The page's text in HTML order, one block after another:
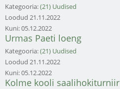
Kategooria:(21) Uudised
Loodud 21.11.2022
Kuni:05.12.2022
Urmas Paeti loeng
Kategooria:(21) Uudised
Loodud 21.11.2022
Kuni:05.12.2022
Kolme kooli saalihokiturniir